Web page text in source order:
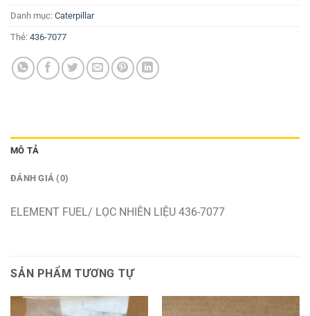
Danh mục: Caterpillar
Thẻ: 436-7077
MÔ TẢ
ĐÁNH GIÁ (0)
ELEMENT FUEL/ LỌC NHIÊN LIỆU 436-7077
SẢN PHẨM TƯƠNG TỰ